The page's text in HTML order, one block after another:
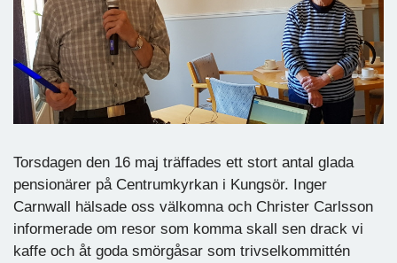
Torsdagen den 16 maj träffades ett stort antal glada
pensionärer på Centrumkyrkan i Kungsör. Inger
Carnwall hälsade oss välkomna och Christer Carlsson
informerade om resor som komma skall sen drack vi
kaffe och åt goda smörgåsar som trivselkommittén